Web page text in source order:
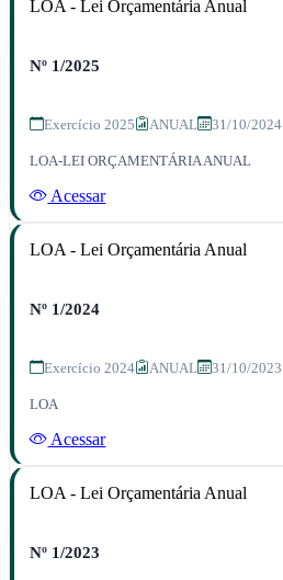
LOA - Lei Orçamentária Anual
Nº 1/2025
Exercício 2025 ANUAL 31/10/2024
LOA-LEI ORÇAMENTÁRIA ANUAL
Acessar
LOA - Lei Orçamentária Anual
Nº 1/2024
Exercício 2024 ANUAL 31/10/2023
LOA
Acessar
LOA - Lei Orçamentária Anual
Nº 1/2023